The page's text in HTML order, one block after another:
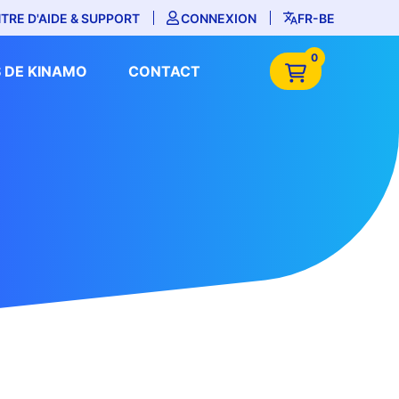
D'AIDE & SUPPORT CONNEXION FR-BE
DE KINAMO CONTACT
0